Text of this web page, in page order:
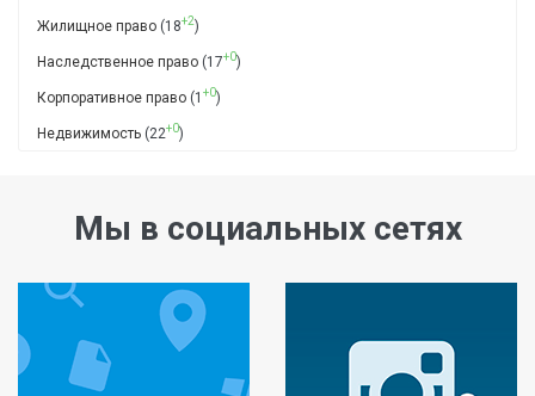
Жилищное право (18+2)
Наследственное право (17+0)
Корпоративное право (1 +0)
Недвижимость (22+0)
Мы в социальных сетях